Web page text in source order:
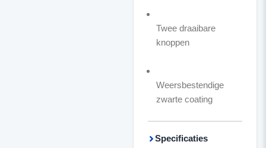
Twee draaibare
knoppen
Weersbestendige
zwarte coating
Specificaties